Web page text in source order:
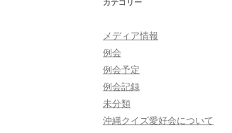
カテゴリー
メディア情報
例会
例会予定
例会記録
未分類
沖縄クイズ愛好会について